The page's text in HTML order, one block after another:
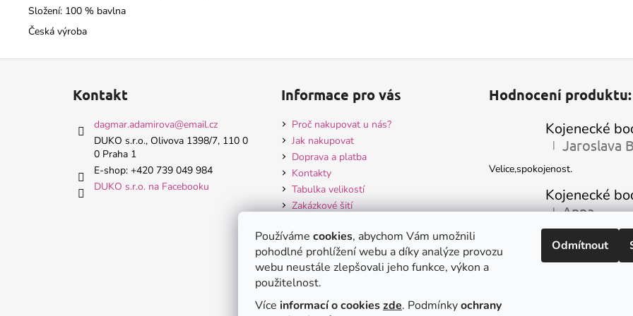
Používáme cookies, abychom Vám umožnili
pohodlné prohlížení webu a díky analýze provozu
webu neustále zlepšovali jeho funkce, výkon a
použitelnost.
Více informací o cookieszde. Podmínkyochrany
Odmítnout
Složení: 100 % bavlna
Česká výroba
Kontakt
dagmar.adamirova@email.cz
DUKO s.r.o., Olivova 1398/7, 110 0
0 Praha 1
E-shop: +420 739 049 984
DUKO s.r.o. na Facebooku
Informace pro vás
Proč nakupovat u nás?
Jak nakupovat
Doprava a platba
Kontakty
Tabulka velikostí
Zakázkové šití
Obchodní podmínky
Ochrana osobních údajů a GDPR
Hodnocení produktu:
Hodnocení
|
Velice,spokojenost.
Hodnocení
| Anna
-velmi hezké kojenecké oblečení -
spokojenost - krásně ušité